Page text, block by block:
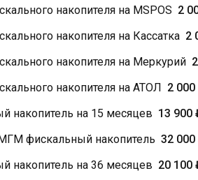
накопителя на MSPOS 2
накопителя на Кассатка 2
накопителя на Меркурий
накопителя на АТОЛ 2
накопитель на 15 месяцев 13 900
фискальный накопитель 32
накопитель на 36 месяцев 20 100